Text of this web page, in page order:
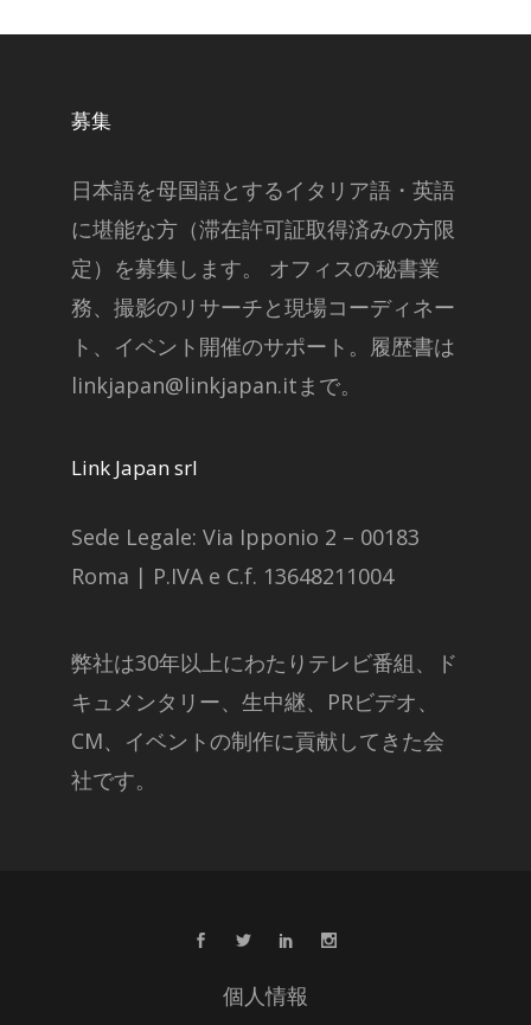
募集
日本語を母国語とするイタリア語・英語
に堪能な方（滞在許可証取得済みの方限
定）を募集します。 オフィスの秘書業
務、撮影のリサーチと現場コーディネー
ト、イベント開催のサポート。履歴書は
linkjapan@linkjapan.itまで。
Link Japan srl
Sede Legale: Via Ipponio 2 – 00183
Roma | P.IVA e C.f. 13648211004
弊社は30年以上にわたりテレビ番組、ド
キュメンタリー、生中継、PRビデオ、
CM、イベントの制作に貢献してきた会
社です。
個人情報